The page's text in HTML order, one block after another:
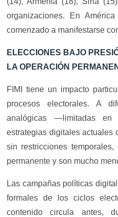
organizaciones. En
comenzado a manifestarse
ELECCIONES BAJO
LA OPERACIÓN
FIMI tiene un impacto
procesos electorales. A
analógicas —limitadas
estrategias digitales actuales
sin restricciones
permanente y son mucho
Las campañas políticas
formales de los ciclos
contenido circula antes,